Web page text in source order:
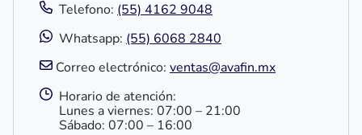
Telefono: (55) 4162 9048
Whatsapp: (55) 6068 2840
Correo electrónico: ventas@avafin.mx
Horario de atención:
Lunes a viernes: 07:00 – 21:00
Sábado: 07:00 – 16:00​